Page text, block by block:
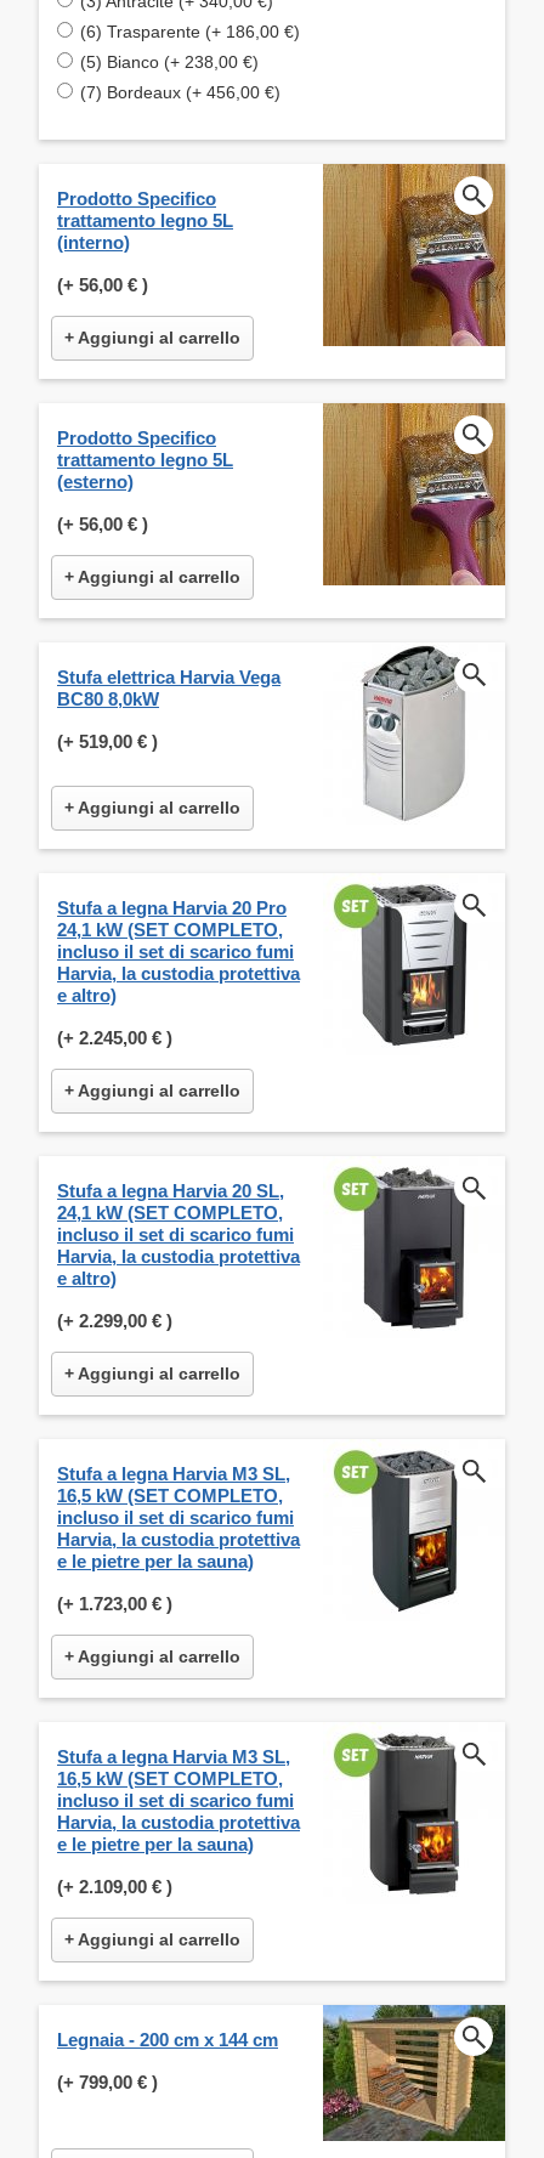
(6) Trasparente (+ 186,00 €)
(5) Bianco (+ 238,00 €)
(7) Bordeaux (+ 456,00 €)
Prodotto Specifico
trattamento legno 5L
(interno)
(+ 56,00 € )
+ Aggiungi al carrello
Prodotto Specifico
trattamento legno 5L
(esterno)
(+ 56,00 € )
+ Aggiungi al carrello
Stufa elettrica Harvia Vega
BC80 8,0kW
(+ 519,00 € )
+ Aggiungi al carrello
Stufa a legna Harvia 20 Pro
24,1 kW (SET COMPLETO,
incluso il set di scarico fumi
Harvia, la custodia protettiva
e altro)
(+ 2.245,00 € )
+ Aggiungi al carrello
Stufa a legna Harvia 20 SL,
24,1 kW (SET COMPLETO,
incluso il set di scarico fumi
Harvia, la custodia protettiva
e altro)
(+ 2.299,00 € )
+ Aggiungi al carrello
Stufa a legna Harvia M3 SL,
16,5 kW (SET COMPLETO,
incluso il set di scarico fumi
Harvia, la custodia protettiva
e le pietre per la sauna)
(+ 1.723,00 € )
+ Aggiungi al carrello
Stufa a legna Harvia M3 SL,
16,5 kW (SET COMPLETO,
incluso il set di scarico fumi
Harvia, la custodia protettiva
e le pietre per la sauna)
(+ 2.109,00 € )
+ Aggiungi al carrello
Legnaia - 200 cm x 144 cm
(+ 799,00 € )